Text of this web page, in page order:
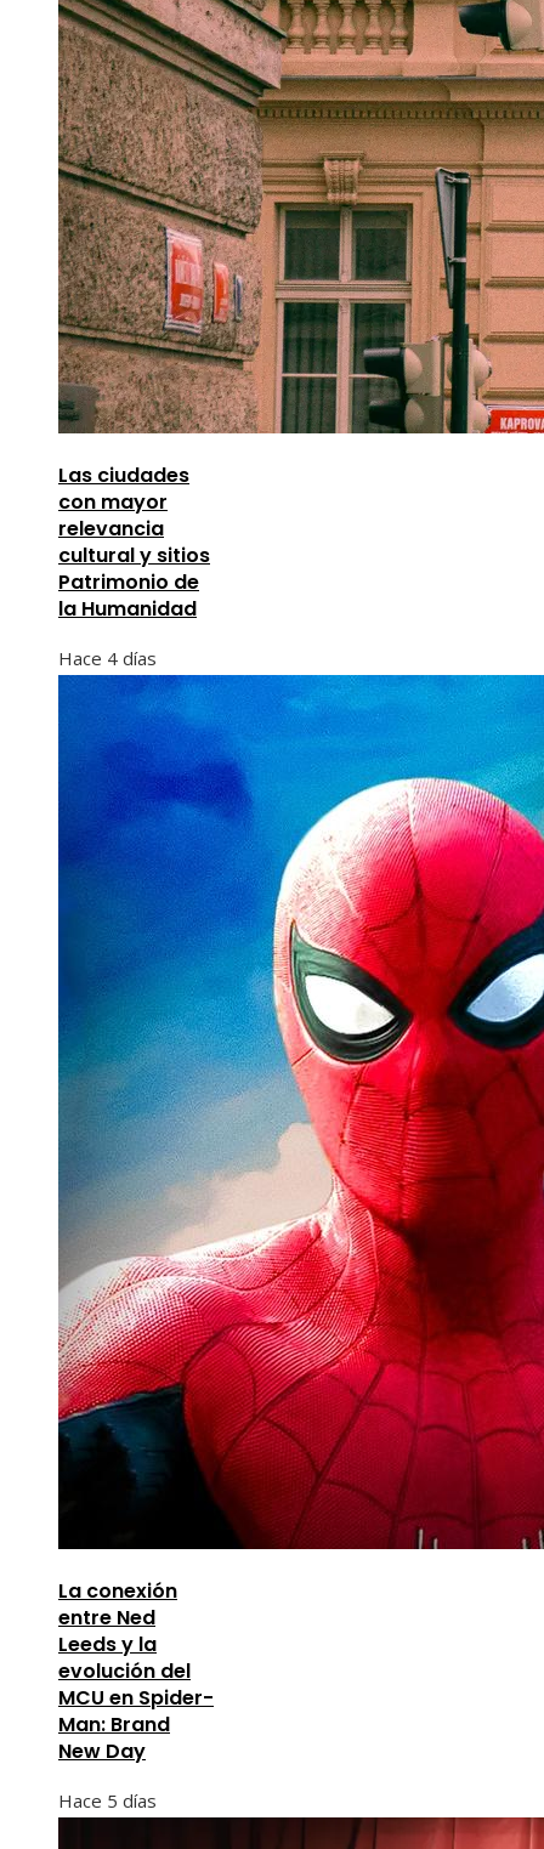
Las ciudades
con mayor
relevancia
cultural y sitios
Patrimonio de
la Humanidad
Hace 4 días
La conexión
entre Ned
Leeds y la
evolución del
MCU en Spider-
Man: Brand
New Day
Hace 5 días